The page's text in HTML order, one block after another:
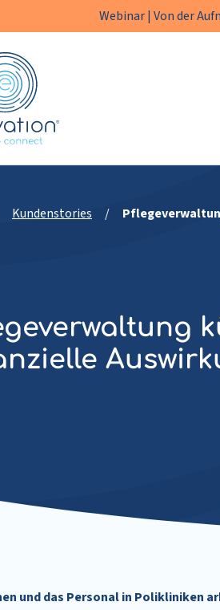
Webinar | Von der
Kundenstories /
und das Personal in Polikliniken